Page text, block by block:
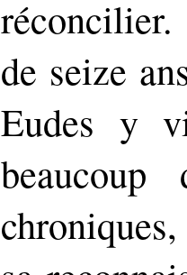
de seize
Eudes y